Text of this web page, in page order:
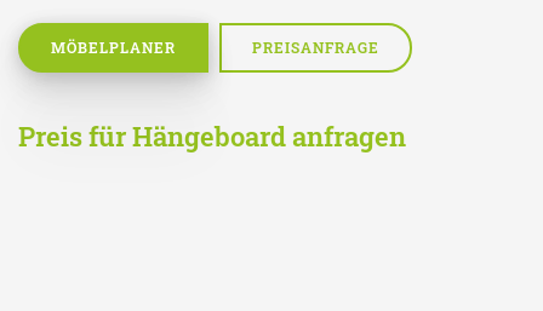
MÖBELPLANER PREISANFRAGE
Preis für Hängeboard anfragen